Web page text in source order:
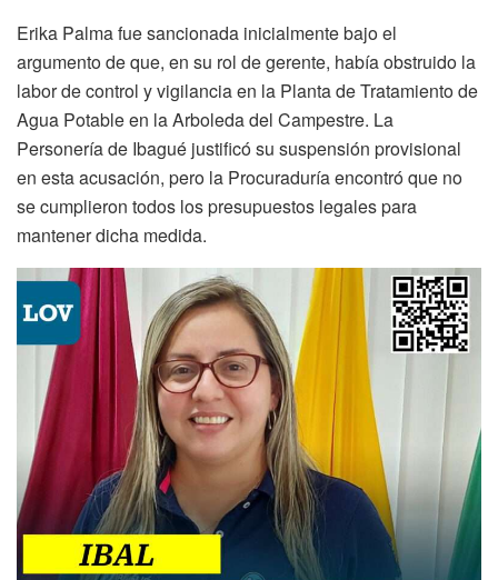
Erika Palma fue sancionada inicialmente bajo el
argumento de que, en su rol de gerente, había obstruido la
labor de control y vigilancia en la Planta de Tratamiento de
Agua Potable en la Arboleda del Campestre. La
Personería de Ibagué justificó su suspensión provisional
en esta acusación, pero la Procuraduría encontró que no
se cumplieron todos los presupuestos legales para
mantener dicha medida.